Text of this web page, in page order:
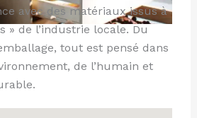
avec des matériaux issus à
» de l’industrie locale. Du
tout est pensé dans
de l’humain et